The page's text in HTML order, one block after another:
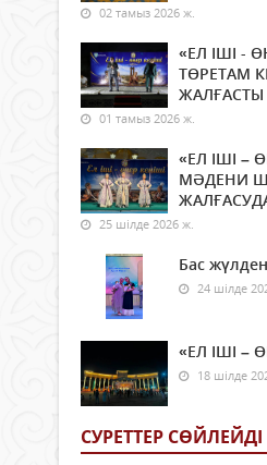
02 тамыз 2026 ж.
«ЕЛ ІШІ -
ТӨРЕТАМ
ЖАЛҒАСТЫ
01 тамыз 2026 ж.
«ЕЛ ІШІ –
МӘДЕНИ
25 шілде 2026 ж.
Бас
24 шілде
«ЕЛ ІШІ –
18 шілде
СУРЕТТЕР СӨЙЛЕЙДI